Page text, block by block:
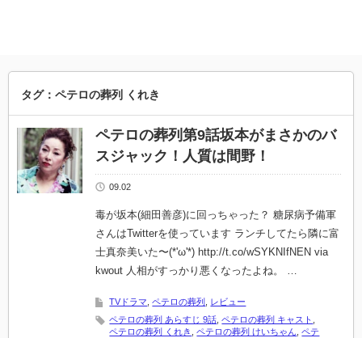
タグ：ペテロの葬列 くれき
ペテロの葬列第9話坂本がまさかのバ
スジャック！人質は間野！
09.02
毒が坂本(細田善彦)に回っちゃった？ 糖尿病予備軍
さんはTwitterを使っています ランチしてたら隣に富
士真奈美いた〜(*'ω'*) http://t.co/wSYKNIfNEN via
kwout 人相がすっかり悪くなったよね。 …
TVドラマ ,ペテロの葬列
レビュー
ペテロの葬列 あらすじ 9話 ,ペテロの葬列 キャスト
ペテロの葬列 くれき
,ペテロの葬列 けいちゃん ,ペテ